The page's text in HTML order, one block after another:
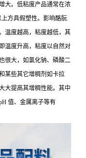
大。低粘度产品通常在浓
方具假塑性。影响酪朊
温度越高，粘度越低，其
温度升高，粘度以自然对
很大，如氯化钠、磷酸二
某些其它增稠剂如卡拉
大提高其增稠性能。其中
值、金属离子等有